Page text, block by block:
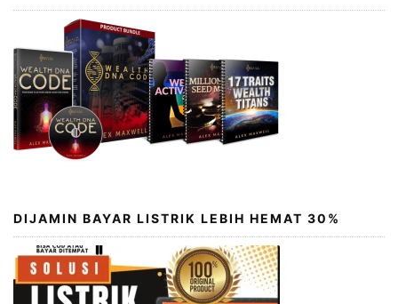
DIJAMIN BAYAR LISTRIK LEBIH HEMAT 30%